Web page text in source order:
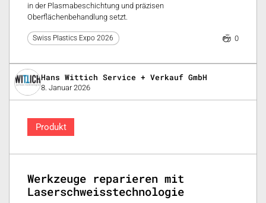
in der Plasmabeschichtung und präzisen
Oberflächenbehandlung setzt.
Swiss Plastics Expo 2026 0
Hans Wittich Service + Verkauf GmbH
8. Januar 2026
Produkt
Werkzeuge reparieren mit
Laserschweisstechnologie